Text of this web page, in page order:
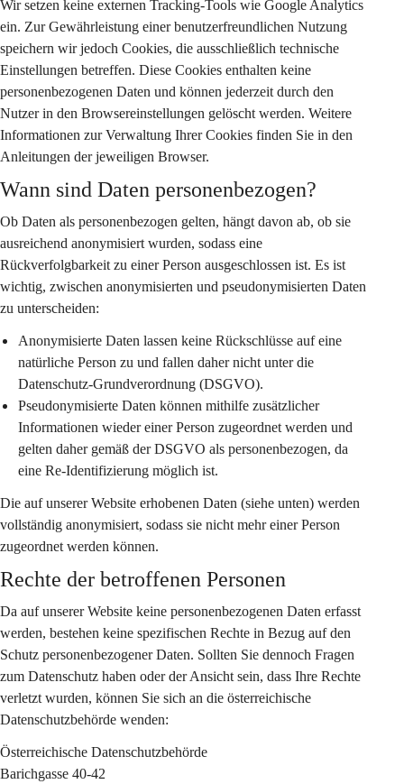
Wir setzen keine externen Tracking-Tools wie Google Analytics
ein. Zur Gewährleistung einer benutzerfreundlichen Nutzung
speichern wir jedoch Cookies, die ausschließlich technische
Einstellungen betreffen. Diese Cookies enthalten keine
personenbezogenen Daten und können jederzeit durch den
Nutzer in den Browsereinstellungen gelöscht werden. Weitere
Informationen zur Verwaltung Ihrer Cookies finden Sie in den
Anleitungen der jeweiligen Browser.
Wann sind Daten personenbezogen?
Ob Daten als personenbezogen gelten, hängt davon ab, ob sie
ausreichend anonymisiert wurden, sodass eine
Rückverfolgbarkeit zu einer Person ausgeschlossen ist. Es ist
wichtig, zwischen anonymisierten und pseudonymisierten Daten
zu unterscheiden:
Anonymisierte Daten lassen keine Rückschlüsse auf eine
natürliche Person zu und fallen daher nicht unter die
Datenschutz-Grundverordnung (DSGVO).
Pseudonymisierte Daten können mithilfe zusätzlicher
Informationen wieder einer Person zugeordnet werden und
gelten daher gemäß der DSGVO als personenbezogen, da
eine Re-Identifizierung möglich ist.
Die auf unserer Website erhobenen Daten (siehe unten) werden
vollständig anonymisiert, sodass sie nicht mehr einer Person
zugeordnet werden können.
Rechte der betroffenen Personen
Da auf unserer Website keine personenbezogenen Daten erfasst
werden, bestehen keine spezifischen Rechte in Bezug auf den
Schutz personenbezogener Daten. Sollten Sie dennoch Fragen
zum Datenschutz haben oder der Ansicht sein, dass Ihre Rechte
verletzt wurden, können Sie sich an die österreichische
Datenschutzbehörde wenden:
Österreichische Datenschutzbehörde
Barichgasse 40-42